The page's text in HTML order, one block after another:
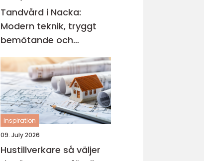
Tandvård i Nacka:
Modern teknik, tryggt
bemötande och
lättillgängliga
behandlingar
inspiration
09. July 2026
Hustillverkare så väljer